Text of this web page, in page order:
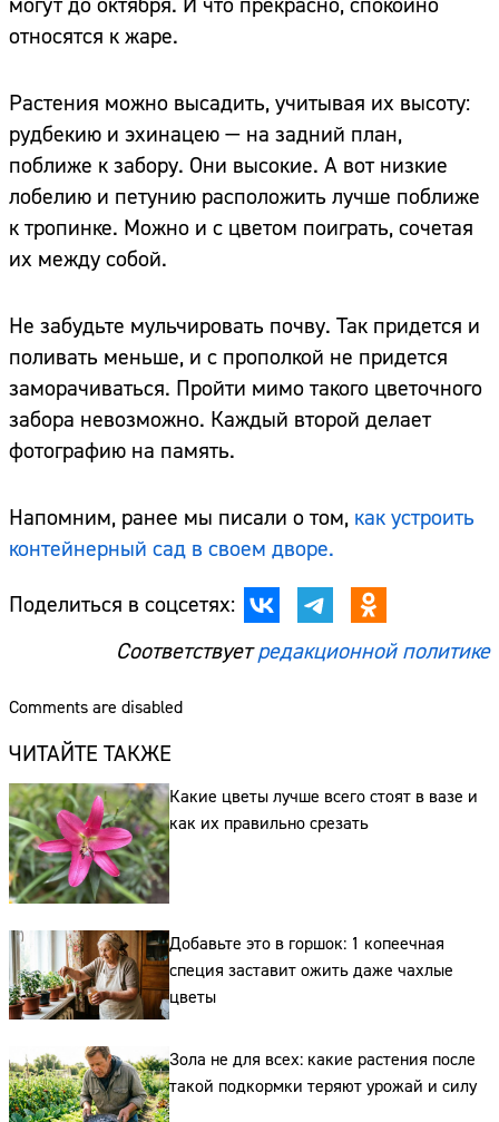
относятся к жаре.
Растения можно высадить, учитывая их высоту:
рудбекию и эхинацею — на задний план,
поближе к забору. Они высокие. А вот низкие
лобелию и петунию расположить лучше поближе
к тропинке. Можно и с цветом поиграть, сочетая
их между собой.
Не забудьте мульчировать почву. Так придется и
поливать меньше, и с прополкой не придется
заморачиваться. Пройти мимо такого цветочного
забора невозможно. Каждый второй делает
фотографию на память.
Напомним, ранее мы писали о том, как устроить
контейнерный сад в своем дворе.
Поделиться в соцсетях:
Соответствуетредакционной политике
Comments are disabled
ЧИТАЙТЕ ТАКЖЕ
Какие цветы лучше всего стоят в вазе и
как их правильно срезать
Добавьте это в горшок: 1 копеечная
специя заставит ожить даже чахлые
цветы
Зола не для всех: какие растения после
такой подкормки теряют урожай и силу
Сайт:
Адрес: